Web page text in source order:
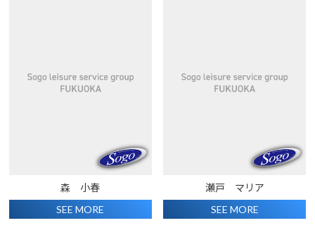
森 小春
SEE MORE
瀬戸 マリア
SEE MORE